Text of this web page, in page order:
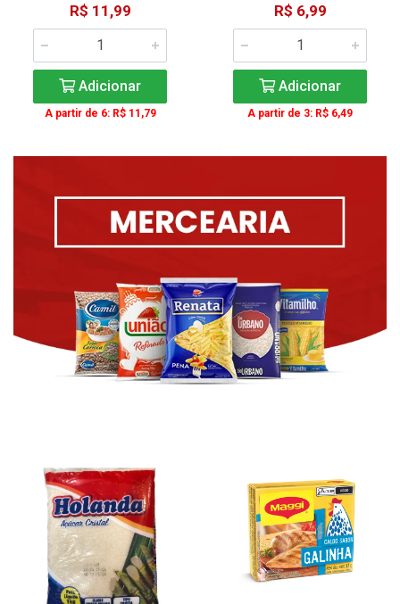
R$ 11,99
Adicionar
A partir de 6: R$ 11,79
R$ 6,99
Adicionar
A partir de 3: R$ 6,49